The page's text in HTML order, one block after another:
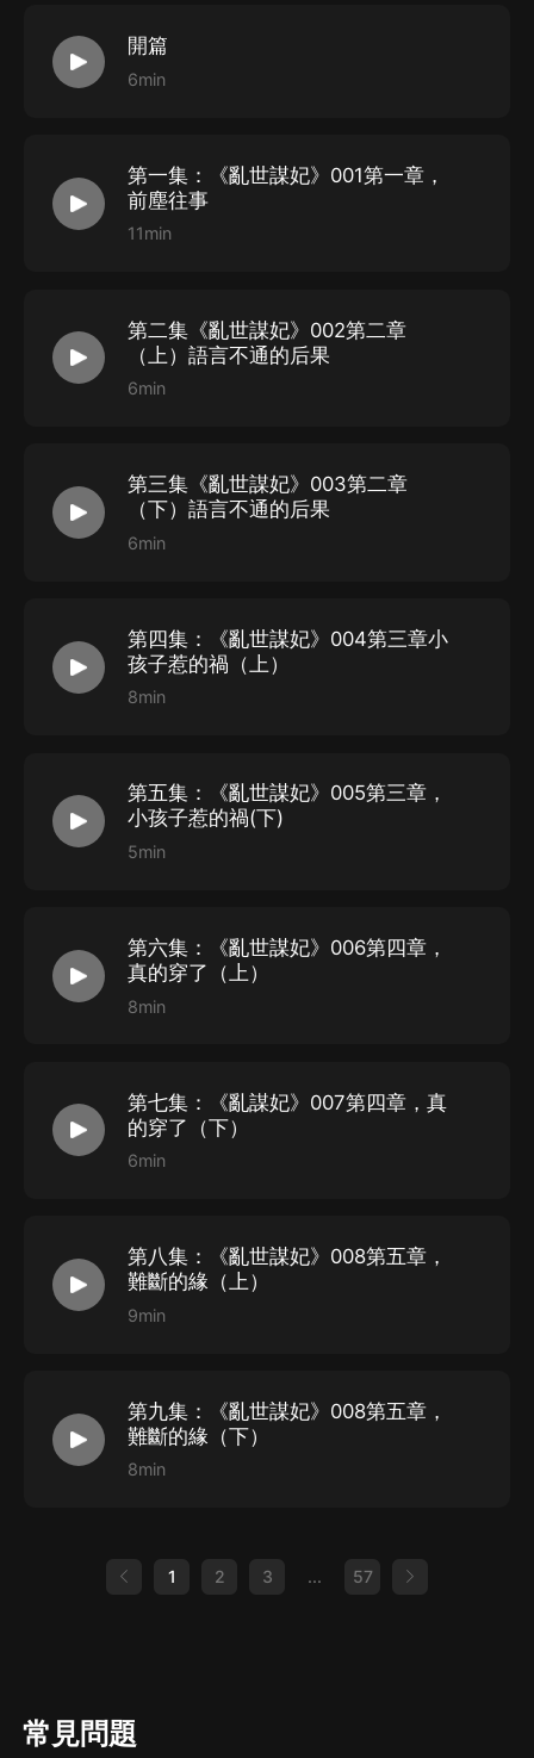
開篇
6min
第一集：《亂世謀妃》001第一章，
前塵往事
11min
第二集《亂世謀妃》002第二章
（上）語言不通的后果
6min
第三集《亂世謀妃》003第二章
（下）語言不通的后果
6min
第四集：《亂世謀妃》004第三章小
孩子惹的禍（上）
8min
第五集：《亂世謀妃》005第三章，
小孩子惹的禍(下)
5min
第六集：《亂世謀妃》006第四章，
真的穿了（上）
8min
第七集：《亂謀妃》007第四章，真
的穿了（下）
6min
第八集：《亂世謀妃》008第五章，
難斷的緣（上）
9min
第九集：《亂世謀妃》008第五章，
難斷的緣（下）
8min
1 2 3 ... 57
常見問題